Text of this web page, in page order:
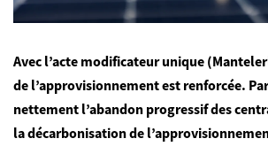
Avec l’acte modificateur unique
de l’approvisionnement est renforcée.
nettement l’abandon progressif des
la décarbonisation de